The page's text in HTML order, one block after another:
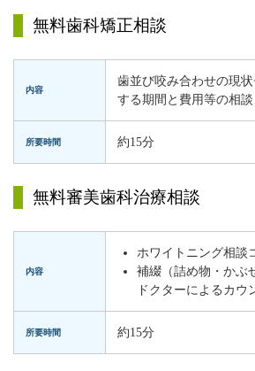
無料歯科矯正相談
内容
歯並び咬み合わせの現
する期間と費用等の相談
所要時間 約15分
無料審美歯科治療相談
内容
ホワイトニング相談
補綴（詰め物・かぶ
ドクターによるカウ
所要時間 約15分